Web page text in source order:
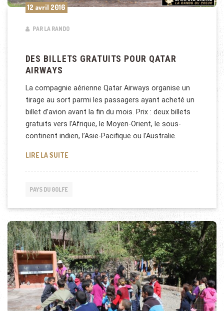
12 avril 2016
PAR LA RANDO
DES BILLETS GRATUITS POUR QATAR
AIRWAYS
La compagnie aérienne Qatar Airways organise un
tirage au sort parmi les passagers ayant acheté un
billet d’avion avant la fin du mois. Prix : deux billets
gratuits vers l’Afrique, le Moyen-Orient, le sous-
continent indien, l’Asie-Pacifique ou l’Australie.
LIRE LA SUITEDES BILLETS GRATUITS POUR QATAR AIRWAYS
PAYS DU GOLFE